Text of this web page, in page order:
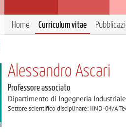
Home Curriculum vitae
Alessandro Ascari
Professore associato
Dipartimento di Ingegneria Industriale
Settore scientifico disciplinare: IIND-04/A